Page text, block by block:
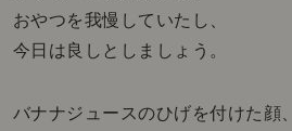
おやつを我慢していたし、
今日は良しとしましょう。
バナナジュースのひげを付けた顔、